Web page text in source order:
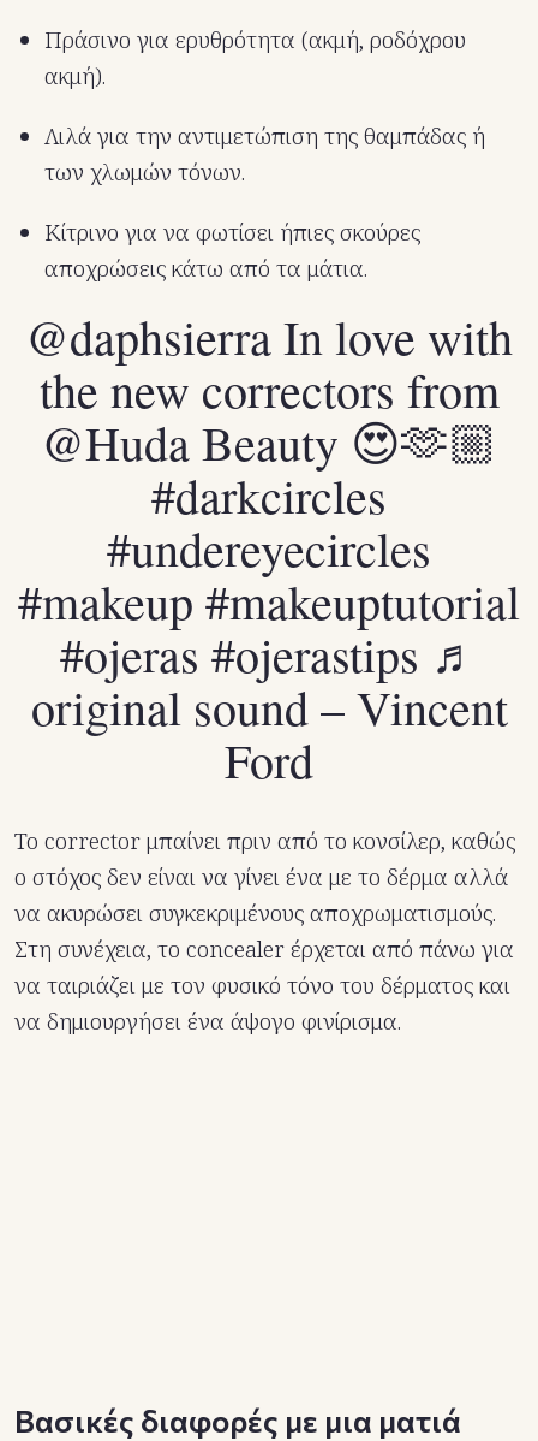
Πράσινο για ερυθρότητα (ακμή, ροδόχρου
ακμή).
Λιλά για την αντιμετώπιση της θαμπάδας ή
των χλωμών τόνων.
Κίτρινο για να φωτίσει ήπιες σκούρες
αποχρώσεις κάτω από τα μάτια.
@daphsierraIn love with
the new correctors from
@Huda Beauty 😍🫶🏼
#darkcircles
#undereyecircles
#makeup #makeuptutorial
#ojeras #ojerastips ♬
original sound – Vincent
Ford
Το corrector μπαίνει πριν από το κονσίλερ, καθώς
ο στόχος δεν είναι να γίνει ένα με το δέρμα αλλά
να ακυρώσει συγκεκριμένους αποχρωματισμούς.
Στη συνέχεια, το concealer έρχεται από πάνω για
να ταιριάζει με τον φυσικό τόνο του δέρματος και
να δημιουργήσει ένα άψογο φινίρισμα.
Βασικές διαφορές με μια ματιά